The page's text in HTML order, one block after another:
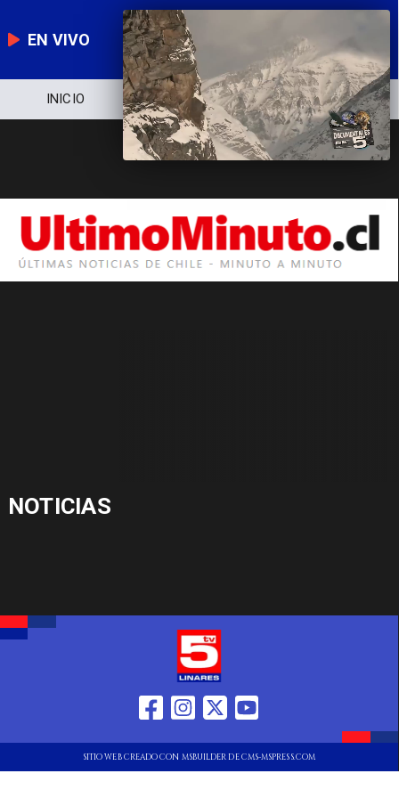
EN VIVO
INICIO NOTICIERO POLÍTICA
NOTICIAS
SITIO WEB CREADO CON MSBUILDER DE CMS-MSPRESS.COM